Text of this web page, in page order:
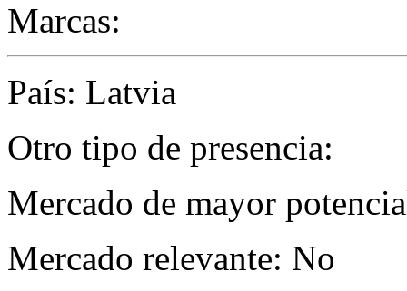
Marcas:
País: Latvia
Otro tipo de presencia:
Mercado de mayor
Mercado relevante: No